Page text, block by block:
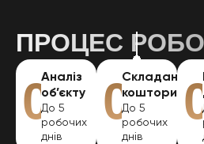
ПРОЦЕС
01
Аналіз
об’єкту
До 5
робочих
днів
02
Складання
кошторису
До 5
робочих
днів